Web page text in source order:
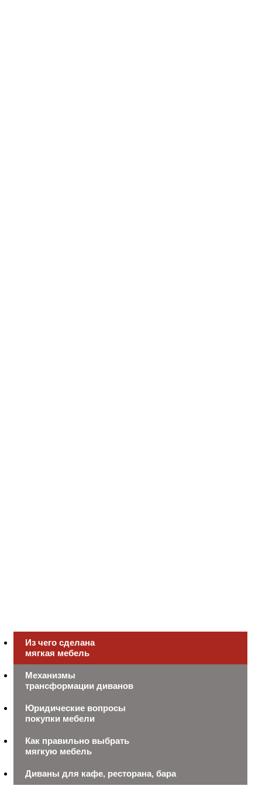
Из чего сделана
мягкая мебель
Механизмы
трансформации диванов
Юридические вопросы
покупки мебели
Как правильно выбрать
мягкую мебель
Диваны для кафе, ресторана, бара